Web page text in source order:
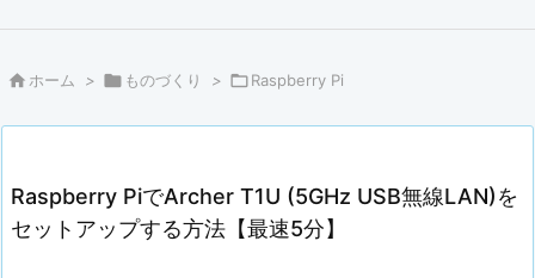
 ホーム >  ものづくり > Raspberry Pi
Raspberry PiでArcher T1U (5GHz USB無線LAN)を
セットアップする方法【最速5分】